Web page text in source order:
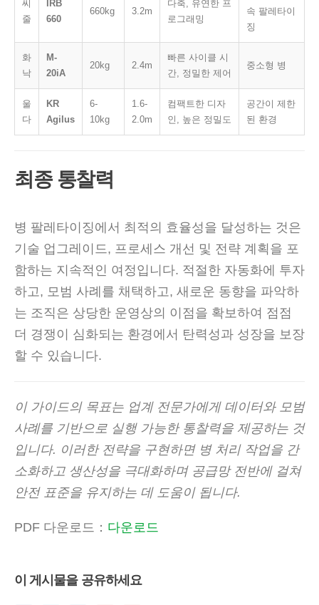
씨
줄
IRB
660
660kg 3.2m
다축, 유연한 프
로그래밍
속 팔레타이
징
화
낙
M-
20iA
20kg 2.4m
빠른 사이클 시
간, 정밀한 제어
중소형 병
울
다
KR
Agilus
6-
10kg
1.6-
2.0m
컴팩트한 디자
인, 높은 정밀도
공간이 제한
된 환경
최종 통찰력
병 팔레타이징에서 최적의 효율성을 달성하는 것은
기술 업그레이드, 프로세스 개선 및 전략 계획을 포
함하는 지속적인 여정입니다. 적절한 자동화에 투자
하고, 모범 사례를 채택하고, 새로운 동향을 파악하
는 조직은 상당한 운영상의 이점을 확보하여 점점
더 경쟁이 심화되는 환경에서 탄력성과 성장을 보장
할 수 있습니다.
이 가이드의 목표는 업계 전문가에게 데이터와 모범
사례를 기반으로 실행 가능한 통찰력을 제공하는 것
입니다. 이러한 전략을 구현하면 병 처리 작업을 간
소화하고 생산성을 극대화하며 공급망 전반에 걸쳐
안전 표준을 유지하는 데 도움이 됩니다.
PDF 다운로드： 다운로드
이 게시물을 공유하세요